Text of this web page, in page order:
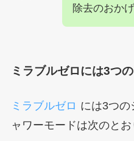
除去のおか
ミラブルゼロには3つ
ミラブルゼロ には3つの
ャワーモードは次のとお